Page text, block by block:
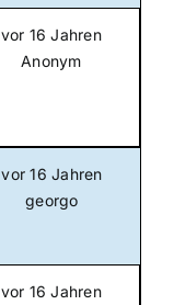
vor 16 Jahren
Anonym
vor 16 Jahren
georgo
vor 16 Jahren